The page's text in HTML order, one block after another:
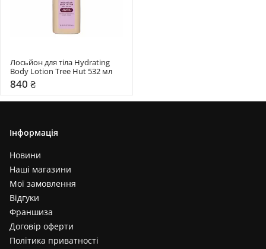
Лосьйон для тіла Hydrating
840 ₴
Інформація
Новини
Наші магазини
Мої замовлення
Відгуки
Франшиза
Договір оферти
Політика приватності